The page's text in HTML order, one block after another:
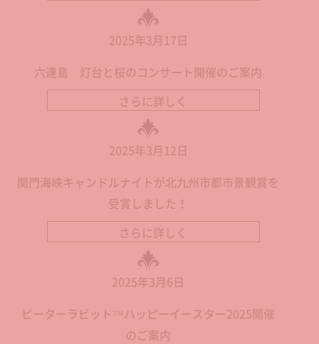
2025年3月17日
六連島 灯台と桜のコンサート開催のご案内
さらに詳しく
2025年3月12日
関門海峡キャンドルナイトが北九州市都市景観賞を
受賞しました！
さらに詳しく
2025年3月6日
ピーターラビット™ハッピーイースター2025開催
のご案内